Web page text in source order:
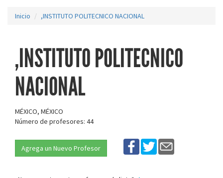
Inicio ,INSTITUTO POLITECNICO NACIONAL
,INSTITUTO POLITECNICO
NACIONAL
MÉXICO, MÉXICO
Número de profesores: 44
Agrega un Nuevo Profesor